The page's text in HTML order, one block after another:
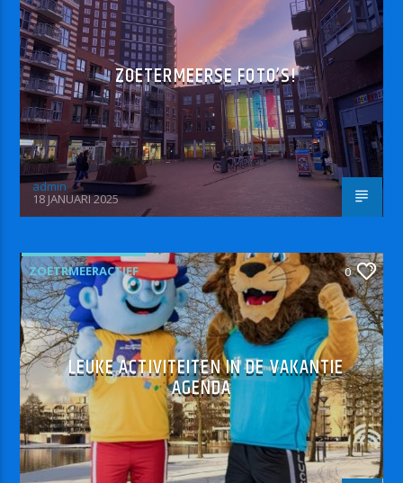
ZOETERMEERSE FOTO’S!
admin
18 JANUARI 2025
ZOETRMEERACTIEF 0
LEUKE ACTIVITEITEN IN DE VAKANTIE
AGENDA